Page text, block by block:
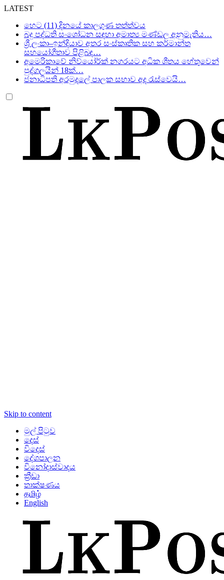
LATEST
හෙට (11) දිනයේ කාලගුණ තත්ත්වය
බදු පද්ධති සංශෝධන සඳහා අමාත්‍ය මණ්ඩල අනුමැතිය…
ශ්‍රී ලංකා–ඉන්දියාව අතර සංස්කෘතික සහ කර්මාන්ත
සහයෝගීතාව පිළිබඳ…
අමෙරිකාවේ නිව්යෝර්ක් නගරයට අධික ශීතය හේතුවෙන්
පුද්ගලයින් 18ක්…
ජනාධිපති අරමුදලේ පාලක සභාව අද රැස්වෙයි…
Skip to content
මුල් පිටුව
දෙස්
විදෙස්
දේශපාලන
විනෝදාස්වාදය
ක්‍රීඩා
තාක්ෂණය
தமிழ்
English